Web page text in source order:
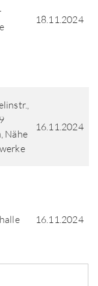
18.11.2024
Nähe
16.11.2024
16.11.2024